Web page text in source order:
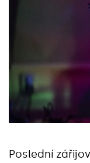
Poslední